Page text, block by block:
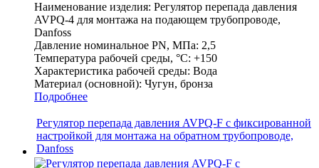
Наименование изделия: Регулятор перепада давления
AVPQ-4 для монтажа на подающем трубопроводе,
Danfoss
Давление номинальное PN, МПа: 2,5
Температура рабочей среды, °С: +150
Характеристика рабочей среды: Вода
Материал (основной): Чугун, бронза
Подробнее
Регулятор перепада давления AVPQ-F c фиксированной
настройкой для монтажа на обратном трубопроводе,
Danfoss